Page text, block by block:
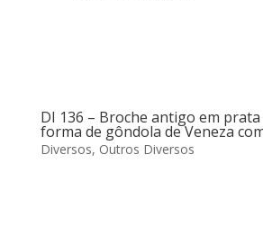
DI 136 – Broche antigo em prata
forma de gôndola de Veneza
Diversos, Outros Diversos